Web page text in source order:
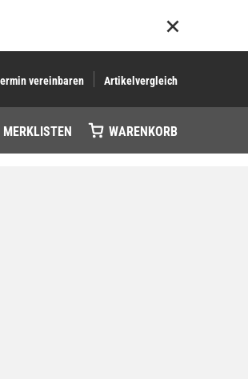
vereinbaren Artikelvergleich
MERKLISTEN WARENKORB